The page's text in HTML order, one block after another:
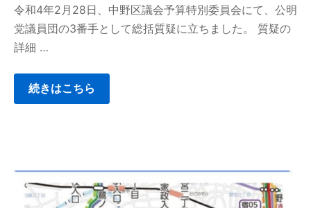
令和4年2月28日、中野区議会予算特別委員会にて、公明
党議員団の3番手として総括質疑に立ちました。 質疑の
詳細 …
続きはこちら